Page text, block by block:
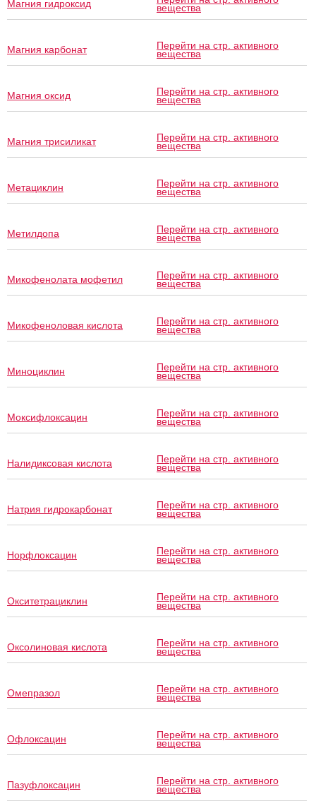
Магния гидроксид вещества
Магния карбонат Перейти на стр. активного
вещества
Магния оксид Перейти на стр. активного
вещества
Магния трисиликат Перейти на стр. активного
вещества
Метациклин Перейти на стр. активного
вещества
Метилдопа Перейти на стр. активного
вещества
Микофенолата мофетил Перейти на стр. активного
вещества
Микофеноловая кислота Перейти на стр. активного
вещества
Миноциклин Перейти на стр. активного
вещества
Моксифлоксацин Перейти на стр. активного
вещества
Налидиксовая кислота Перейти на стр. активного
вещества
Натрия гидрокарбонат Перейти на стр. активного
вещества
Норфлоксацин Перейти на стр. активного
вещества
Окситетрациклин Перейти на стр. активного
вещества
Оксолиновая кислота Перейти на стр. активного
вещества
Омепразол Перейти на стр. активного
вещества
Офлоксацин Перейти на стр. активного
вещества
Пазуфлоксацин Перейти на стр. активного
вещества